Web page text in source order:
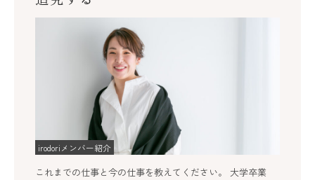
irodoriメンバー紹介
これまでの仕事と今の仕事を教えてください。 大学卒業